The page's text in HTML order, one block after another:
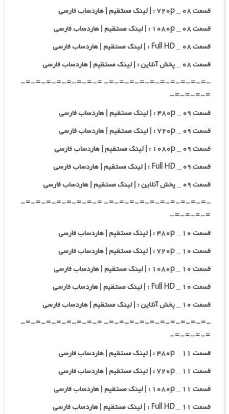
قسمت ۰۸ _ ۷۲۰p : | لینک مستقیم | هاردساب فارسی
قسمت ۰۸ _ ۱۰۸۰p : | لینک مستقیم | هاردساب فارسی
قسمت ۰۸ _ Full HD : | لینک مستقیم | هاردساب فارسی
قسمت ۰۸ _ پخش آنلاین : | لینک مستقیم | هاردساب فارسی
-=-=-=-=-=-=-=-=-=-=- =-=-=-=-=-=-=-=-
=-=-=-=-
قسمت ۰۹ _ ۴۸۰p : | لینک مستقیم | هاردساب فارسی
قسمت ۰۹ _ ۷۲۰p : | لینک مستقیم | هاردساب فارسی
قسمت ۰۹ _ ۱۰۸۰p : | لینک مستقیم | هاردساب فارسی
قسمت ۰۹ _ Full HD : | لینک مستقیم | هاردساب فارسی
قسمت ۰۹ _ پخش آنلاین : | لینک مستقیم | هاردساب فارسی
-=-=-=-=-=-=-=-=-=-=- =-=-=-=-=-=-=-=-
=-=-=-=-
قسمت ۱۰ _ ۴۸۰p : | لینک مستقیم | هاردساب فارسی
قسمت ۱۰ _ ۷۲۰p : | لینک مستقیم | هاردساب فارسی
قسمت ۱۰ _ ۱۰۸۰p : | لینک مستقیم | هاردساب فارسی
قسمت ۱۰ _ Full HD : | لینک مستقیم | هاردساب فارسی
قسمت ۱۰ _ پخش آنلاین : | لینک مستقیم | هاردساب فارسی
-=-=-=-=-=-=-=-=-=-=- =-=-=-=-=-=-=-=-
=-=-=-=-
قسمت ۱۱ _ ۴۸۰p : | لینک مستقیم | هاردساب فارسی
قسمت ۱۱ _ ۷۲۰p : | لینک مستقیم | هاردساب فارسی
قسمت ۱۱ _ ۱۰۸۰p : | لینک مستقیم | هاردساب فارسی
قسمت ۱۱ _ Full HD : | لینک مستقیم | هاردساب فارسی